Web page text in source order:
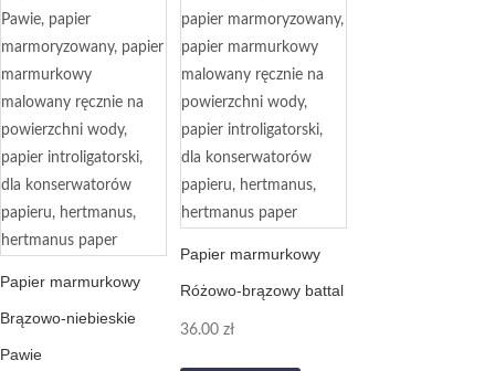
Papier marmurkowy
Brązowo-niebieskie
Pawie
Papier marmurkowy
Różowo-brązowy battal
36.00zł